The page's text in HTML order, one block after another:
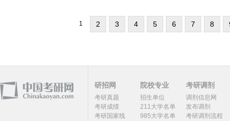
1 2 3 4 5 6 7 8
研招网
考研真题
考研成绩
考研国家线
院校专业
招生单位
211大学名单
985大学名单
考研调剂
调剂信息网
发布调剂
考研调剂流程